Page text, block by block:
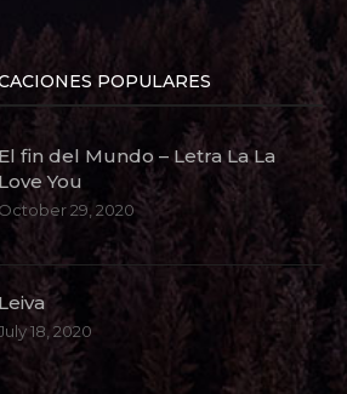
POPULARES
El fin del Mundo – Letra La La
Love You
October 29, 2020
Leiva
18, 2020